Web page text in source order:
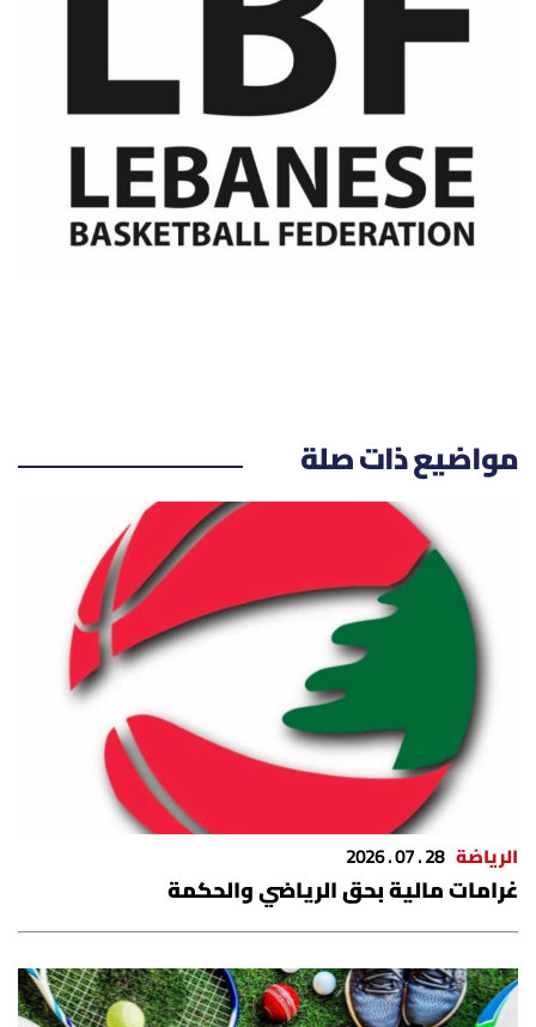
مواضيع ذات صلة
الرياضة 28 . 07 . 2026
غرامات مالية بحق الرياضي والحكمة